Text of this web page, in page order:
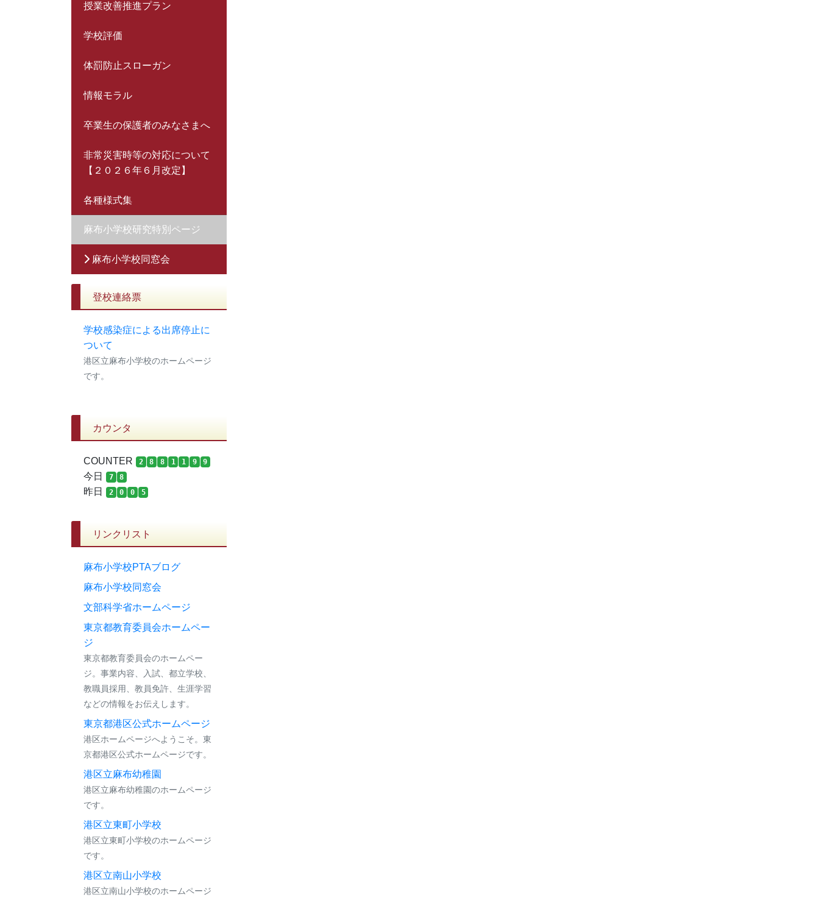
授業改善推進プラン
学校評価
体罰防止スローガン
情報モラル
卒業生の保護者のみなさまへ
非常災害時等の対応について
【２０２６年６月改定】
各種様式集
麻布小学校研究特別ページ
麻布小学校同窓会
登校連絡票
学校感染症による出席停止に
ついて
港区立麻布小学校のホームページ
です。
カウンタ
COUNTER 2 8 8 1 1 9 9
今日 7 8
昨日 2 0 0 5
リンクリスト
麻布小学校PTAブログ
麻布小学校同窓会
文部科学省ホームページ
東京都教育委員会ホームペー
ジ
東京都教育委員会のホームペー
ジ。事業内容、入試、都立学校、
教職員採用、教員免許、生涯学習
などの情報をお伝えします。
東京都港区公式ホームページ
港区ホームページへようこそ。東
京都港区公式ホームページです。
港区立麻布幼稚園
港区立麻布幼稚園のホームページ
です。
港区立東町小学校
港区立東町小学校のホームページ
です。
港区立南山小学校
港区立南山小学校のホームページ